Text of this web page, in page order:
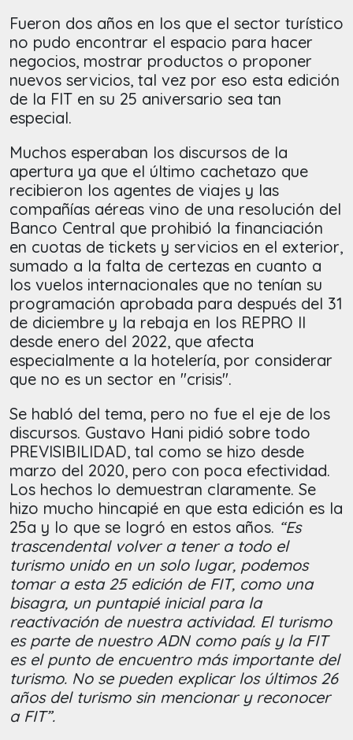
Fueron dos años en los que el sector turístico
no pudo encontrar el espacio para hacer
negocios, mostrar productos o proponer
nuevos servicios, tal vez por eso esta edición
de la FIT en su 25 aniversario sea tan
especial.
Muchos esperaban los discursos de la
apertura ya que el último cachetazo que
recibieron los agentes de viajes y las
compañías aéreas vino de una resolución del
Banco Central que prohibió la financiación
en cuotas de tickets y servicios en el exterior,
sumado a la falta de certezas en cuanto a
los vuelos internacionales que no tenían su
programación aprobada para después del 31
de diciembre y la rebaja en los REPRO II
desde enero del 2022, que afecta
especialmente a la hotelería, por considerar
que no es un sector en "crisis".
Se habló del tema, pero no fue el eje de los
discursos. Gustavo Hani pidió sobre todo
PREVISIBILIDAD, tal como se hizo desde
marzo del 2020, pero con poca efectividad.
Los hechos lo demuestran claramente. Se
hizo mucho hincapié en que esta edición es la
25a y lo que se logró en estos años. “Es
trascendental volver a tener a todo el
turismo unido en un solo lugar, podemos
tomar a esta 25 edición de FIT, como una
bisagra, un puntapié inicial para la
reactivación de nuestra actividad. El turismo
es parte de nuestro ADN como país y la FIT
es el punto de encuentro más importante del
turismo. No se pueden explicar los últimos 26
años del turismo sin mencionar y reconocer
a FIT”.